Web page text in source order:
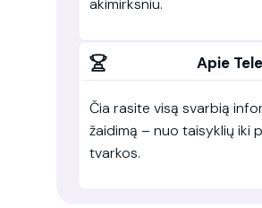
akimirksniu.
Apie
Čia rasite visą svarbią
žaidimą – nuo taisyklių iki
tvarkos.